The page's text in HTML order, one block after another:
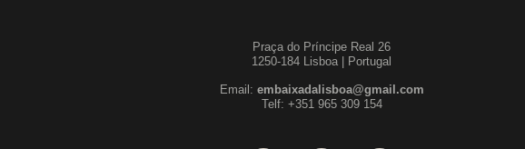
Praça do Príncipe Real 26
1250-184 Lisboa | Portugal
Email: embaixadalisboa@gmail.com
Telf: +351 965 309 154